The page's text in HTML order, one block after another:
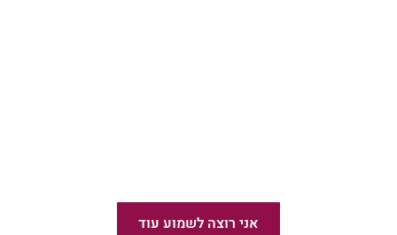
אני רוצה לשמוע עוד